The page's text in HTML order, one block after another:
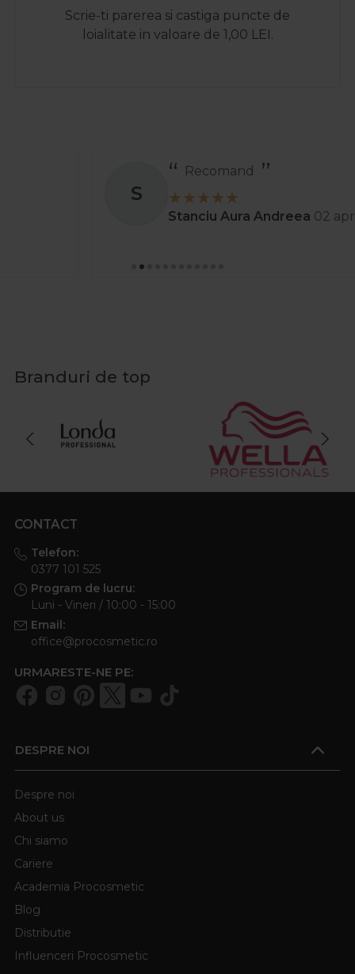
Scrie-ti parerea si castiga puncte de
loialitate in valoare de 1,00 LEI.
Stanciu Aura Andreea 02 apr. 2025
Branduri de top
CONTACT
Telefon:
0377 101 525
Program de lucru:
Luni - Vineri / 10:00 - 15:00
Email:
office@procosmetic.ro
URMARESTE-NE PE:
DESPRE NOI
Despre noi
About us
Chi siamo
Cariere
Academia Procosmetic
Blog
Distributie
Influenceri Procosmetic